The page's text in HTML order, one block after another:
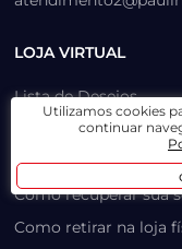
LOJA VIRTUAL
Lista de Desejos
Prazo, Rastreio e
Dúvidas Frequentes
Como recuperar sua
Como retirar na loja
Utilizamos cookies
continuar